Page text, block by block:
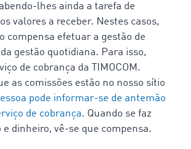
lhes ainda a tarefa de
valores a receber. Nestes casos,
compensa efetuar a gestão de
gestão quotidiana. Para isso,
de cobrança da TIMOCOM.
as comissões estão no nosso sítio
pode informar-se de antemão
de cobrança. Quando se faz
e dinheiro, vê-se que compensa.